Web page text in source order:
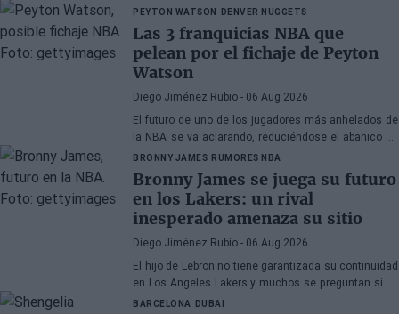
temporada
PEYTON WATSON DENVER NUGGETS
Las 3 franquicias NBA que
pelean por el fichaje de Peyton
Watson
Diego Jiménez Rubio - 06 Aug 2026
El futuro de uno de los jugadores más anhelados de
la NBA se va aclarando, reduciéndose el abanico de
franquicias candidatas a tres.
BRONNY JAMES RUMORES NBA
Bronny James se juega su futuro
en los Lakers: un rival
inesperado amenaza su sitio
Diego Jiménez Rubio - 06 Aug 2026
El hijo de Lebron no tiene garantizada su continuidad
en Los Angeles Lakers y muchos se preguntan si ha
hecho méritos para seguir en la NBA.
BARCELONA DUBAI